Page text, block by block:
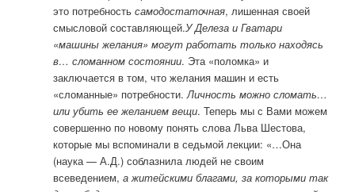
это потребность самодостаточная, лишенная своей
смысловой составляющей.У Делеза и Гватари
«машины желания» могут работать только находясь
в… сломанном состоянии. Эта «поломка» и
заключается в том, что желания машин и есть
«сломанные» потребности. Личность можно сломать…
или убить ее желанием вещи. Теперь мы с Вами можем
совершенно по новому понять слова Льва Шестова,
которые мы вспоминали в седьмой лекции: «…Она
(наука — А.Д.) соблазнила людей не своим
всеведением, а житейскими благами, за которыми так